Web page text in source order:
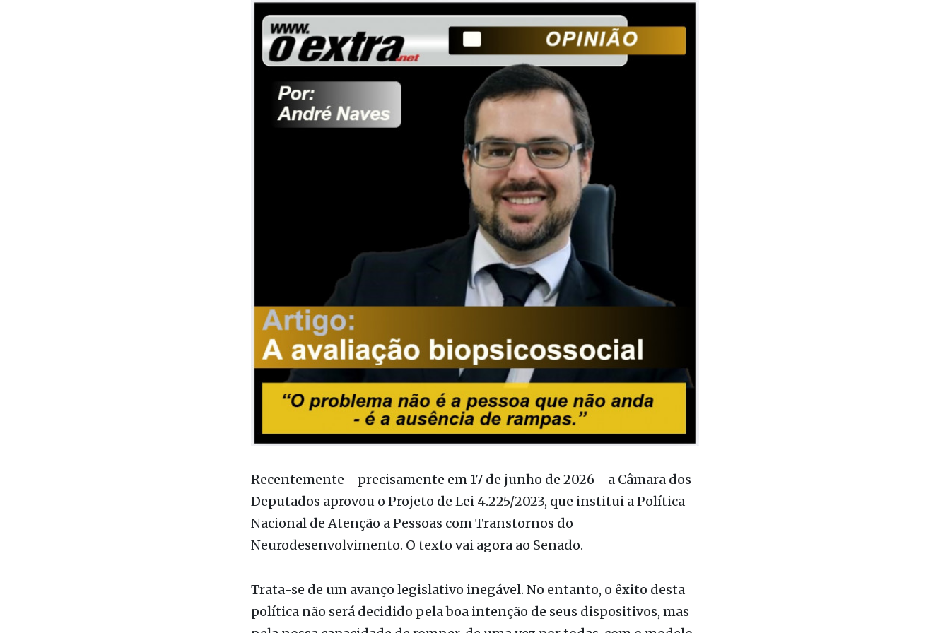
Recentemente - precisamente em 17 de junho de 2026 - a Câmara dos
Nacional de Atenção a Pessoas com Transtornos do
Neurodesenvolvimento. O texto vai agora ao Senado.
Trata-se de um avanço legislativo inegável. No entanto, o êxito desta
pela nossa capacidade de romper, de uma vez por todas, com o modelo
médico-reabilitador que ainda continua arraigado na percepção